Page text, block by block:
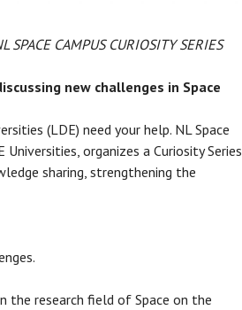
CAMPUS CURIOSITY SERIES
new challenges in Space
(LDE) need your help. NL Space
organizes a Curiosity Series
sharing, strengthening the
the research field of Space on the